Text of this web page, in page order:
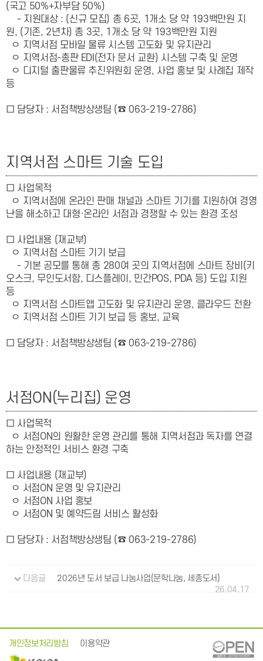
(국고 50%+자부담 50%)
- 지원대상 : (신규 모집) 총 6곳, 1개소 당 약 193백만원 지
원, (기존, 2년차) 총 3곳, 1개소 당 약 193백만원 지원
ㅇ 지역서점 모바일 물류 시스템 고도화 및 유지관리
ㅇ 지역서점-총판 EDI(전자 문서 교환) 시스템 구축 및 운영
ㅇ 디지털 출판물류 추진위원회 운영, 사업 홍보 및 사례집 제작
등
□ 담당자: 서점책방상생팀 (☎ 063-219-2786)
지역서점 스마트 기술 도입
□ 사업목적
ㅇ 지역서점에 온라인 판매 채널과 스마트 기기를 지원하여 경영
난을 해소하고 대형·온라인 서점과 경쟁할 수 있는 환경 조성
□ 사업내용 (재교부)
ㅇ 지역서점 스마트 기기 보급
- 기본 공모를 통해 총 280여 곳의 지역서점에 스마트 장비(키
오스크, 무인도서함, 디스플레이, 민간POS, PDA 등) 도입 지원
등
ㅇ 지역서점 스마트앱 고도화 및 유지관리 운영, 클라우드 전환
ㅇ 지역서점 스마트 기기 보급 등 홍보, 교육
□ 담당자: 서점책방상생팀 (☎ 063-219-2786)
서점ON(누리집) 운영
□ 사업목적
ㅇ 서점ON의 원활한 운영 관리를 통해 지역서점과 독자를 연결
하는 안정적인 서비스 환경 구축
□ 사업내용 (재교부)
ㅇ 서점ON 운영 및 유지관리
ㅇ 서점ON 사업 홍보
ㅇ 서점ON 및 예약드림 서비스 활성화
□ 담당자: 서점책방상생팀 (☎ 063-219-2786)
다음글
2026년 도서 보급 나눔사업(문학나눔, 세종도서)
26.04.17
개인정보처리방침 이용약관